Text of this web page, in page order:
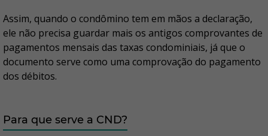
Assim, quando o condômino tem em mãos a declaração,
ele não precisa guardar mais os antigos comprovantes de
pagamentos mensais das taxas condominiais, já que o
documento serve como uma comprovação do pagamento
dos débitos.
Para que serve a CND?